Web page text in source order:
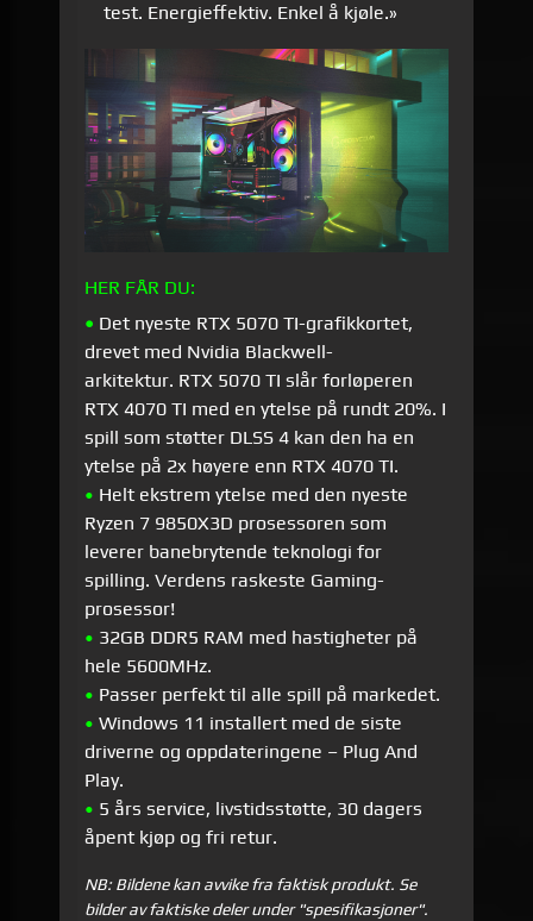
test. Energieffektiv. Enkel å kjøle.»
HER FÅR DU:
• Det nyeste RTX 5070 TI-grafikkortet,
drevet med Nvidia Blackwell-
arkitektur. RTX 5070 TI slår forløperen
RTX 4070 TI med en ytelse på rundt 20%. I
spill som støtter DLSS 4 kan den ha en
ytelse på 2x høyere enn RTX 4070 TI.
• Helt ekstrem ytelse med den nyeste
Ryzen 7 9850X3D prosessoren som
leverer banebrytende teknologi for
spilling. Verdens raskeste Gaming-
prosessor!
• 32GB DDR5 RAM med hastigheter på
hele 5600MHz.
• Passer perfekt til alle spill på markedet.
• Windows 11 installert med de siste
driverne og oppdateringene – Plug And
Play.
• 5 års service, livstidsstøtte, 30 dagers
åpent kjøp og fri retur.
NB: Bildene kan avvike fra faktisk produkt. Se
bilder av faktiske deler under "spesifikasjoner".